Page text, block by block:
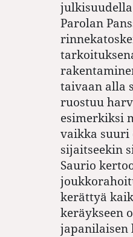
Parolan
taivaan alla
ruostuu
esimerkiksi
vaikka suuri
sijaitseekin
Saurio
kerättyä
keräykseen
japanilaisen